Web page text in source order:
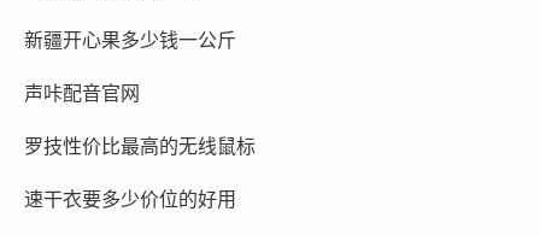
新疆开心果多少钱一公斤
声咔配音官网
罗技性价比最高的无线鼠标
速干衣要多少价位的好用